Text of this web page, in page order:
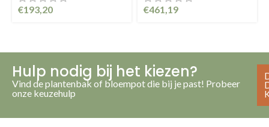
€193,20 €461,19
Hulp nodig bij het kiezen?
Vind de plantenbak of bloempot die bij je past! Probeer
onze keuzehulp